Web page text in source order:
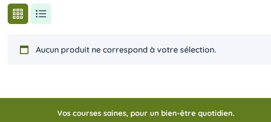
Aucun produit ne correspond à votre sélection.
Vos courses saines, pour un bien-être quotidien.